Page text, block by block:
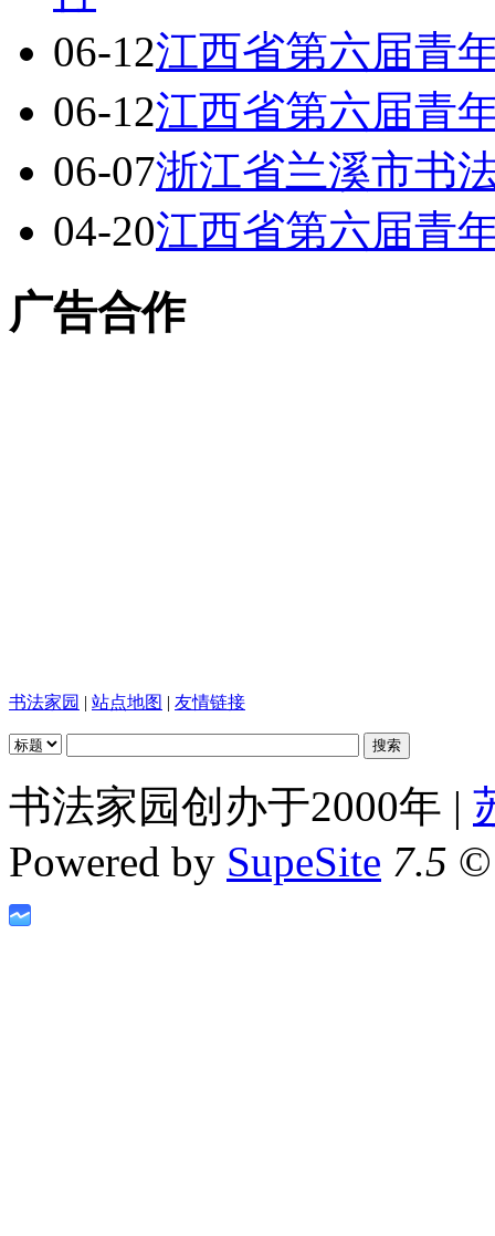
06-12江西省第六届青
06-12江西省第六届青
06-07浙江省兰溪市书
04-20江西省第六届青
广告合作
书法家园 | 站点地图 | 友情链接
书法家园创办于2000年 |
Powered by SupeSite 7.5 ©